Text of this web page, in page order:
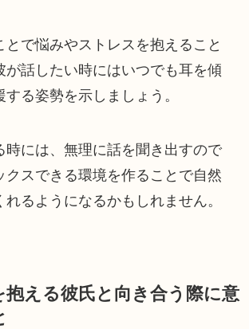
とで悩みやストレスを抱えること
が話したい時にはいつでも耳を傾
る姿勢を示しましょう。
時には、無理に話を聞き出すので
クスできる環境を作ることで自然
れるようになるかもしれません。
抱える彼氏と向き合う際に意